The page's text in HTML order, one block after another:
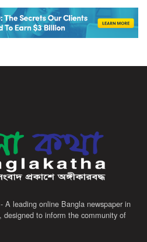
A leading online Bangla newspaper in
to inform the community of